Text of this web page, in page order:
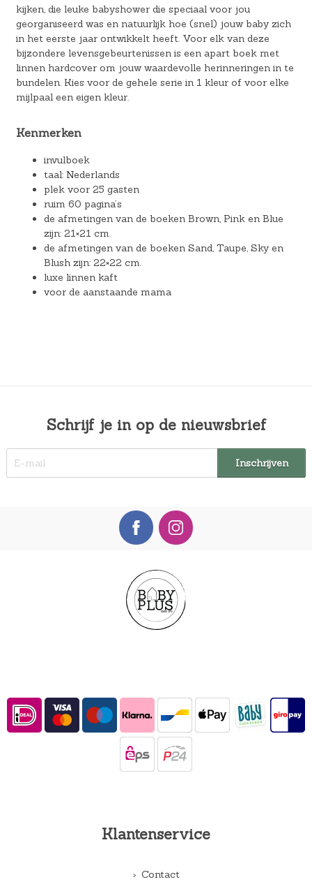
kijken, die leuke babyshower die speciaal voor jou
georganiseerd was en natuurlijk hoe (snel) jouw baby zich
in het eerste jaar ontwikkelt heeft. Voor elk van deze
bijzondere levensgebeurtenissen is een apart boek met
linnen hardcover om jouw waardevolle herinneringen in te
bundelen. Kies voor de gehele serie in 1 kleur of voor elke
mijlpaal een eigen kleur.
Kenmerken
invulboek
taal: Nederlands
plek voor 25 gasten
ruim 60 pagina’s
de afmetingen van de boeken Brown, Pink en Blue
zijn: 21×21 cm.
de afmetingen van de boeken Sand, Taupe, Sky en
Blush zijn: 22×22 cm.
luxe linnen kaft
voor de aanstaande mama
Schrijf je in op de nieuwsbrief
Klantenservice
Contact